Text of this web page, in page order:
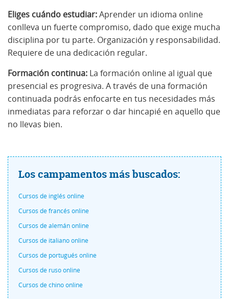
Eliges cuándo estudiar:Aprender un idioma online
conlleva un fuerte compromiso, dado que exige mucha
disciplina por tu parte. Organización y responsabilidad.
Requiere de una dedicación regular.
Formación continua: La formación online al igual que
presencial es progresiva. A través de una formación
continuada podrás enfocarte en tus necesidades más
inmediatas para reforzar o dar hincapié en aquello que
no llevas bien.
Los campamentos más buscados:
Cursos de inglés online
Cursos de francés online
Cursos de alemán online
Cursos de italiano online
Cursos de portugués online
Cursos de ruso online
Cursos de chino online